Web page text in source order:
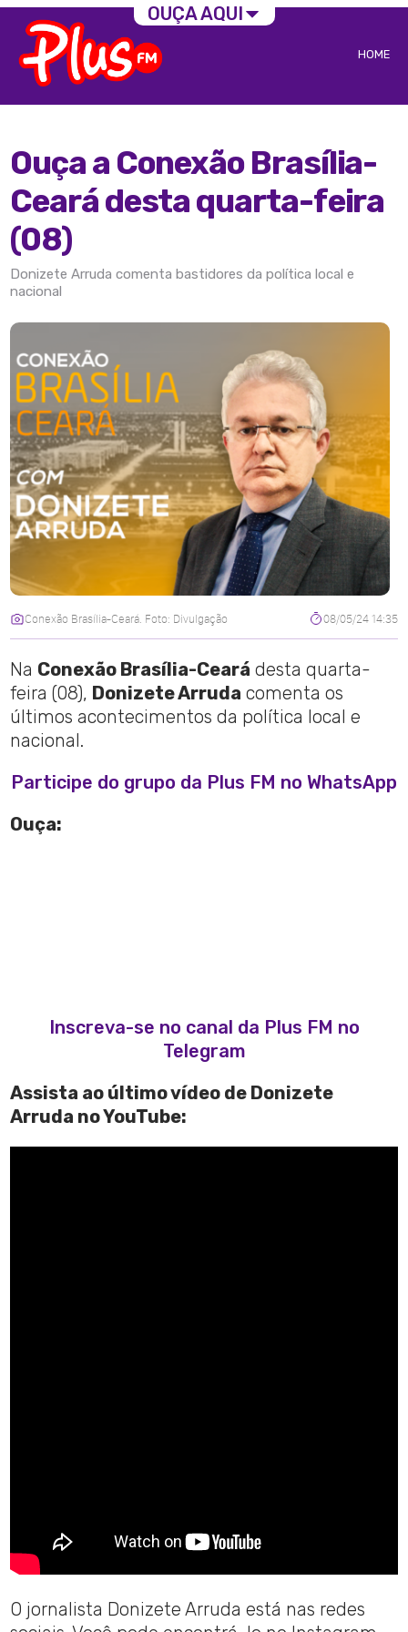
HOME
Ouça a Conexão Brasília-
Ceará desta quarta-feira
(08)
Donizete Arruda comenta bastidores da política local e
nacional
Conexão Brasília-Ceará. Foto: Divulgação 08/05/24 14:35
Na Conexão Brasília-Ceará desta quarta-
feira (08), Donizete Arruda comenta os
últimos acontecimentos da política local e
nacional.
Participe do grupo da Plus FM no WhatsApp
Ouça:
Inscreva-se no canal da Plus FM no
Telegram
Assista ao último vídeo de Donizete
Arruda no YouTube:
O jornalista Donizete Arruda está nas redes
OUÇA AQUI